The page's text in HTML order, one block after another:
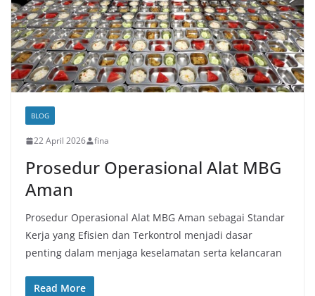
BLOG
22 April 2026 fina
Prosedur Operasional Alat MBG
Aman
Prosedur Operasional Alat MBG Aman sebagai Standar
Kerja yang Efisien dan Terkontrol menjadi dasar
penting dalam menjaga keselamatan serta kelancaran
Read More